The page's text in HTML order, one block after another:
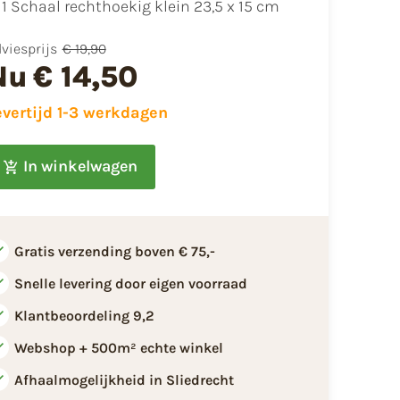
1 Schaal rechthoekig klein 23,5 x 15 cm
€ 19,90
€ 14,50
1-3 werkdagen
In winkelwagen
Gratis verzending boven € 75,-
Snelle levering door eigen voorraad
Klantbeoordeling 9,2
Webshop + 500m² echte winkel
Afhaalmogelijkheid in Sliedrecht